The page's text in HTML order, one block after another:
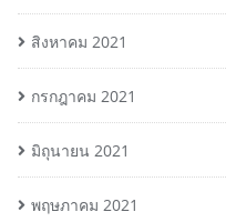
สิงหาคม 2021
กรกฎาคม 2021
มิถุนายน 2021
พฤษภาคม 2021